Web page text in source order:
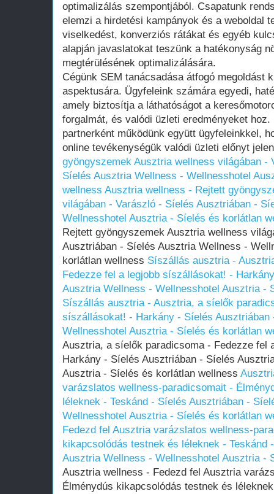
optimalizálás szempontjából. Csapatunk
elemzi a hirdetési kampányok és a weboldal
viselkedést, konverziós rátákat és egyéb
alapján javaslatokat teszünk a hatékonyság
megtérülésének optimalizálására.
Cégünk SEM tanácsadása átfogó megoldást
aspektusára. Ügyfeleink számára egyedi,
amely biztosítja a láthatóságot a
forgalmát, és valódi üzleti eredményeket
partnerként működünk együtt ügyfeleinkkel,
online tevékenységük valódi üzleti előnyt
gyöngyszemek Ausztria wellness világában -
Síelés Ausztria Wellness - Wellnesshotel
wellness Ausztria wellness - Rejtett
világában - Varászló - Síelés Ausztriában -
Wellnesshotel Ausztria - Síelés és korlátlan
Rejtett gyöngyszemek Ausztria wellness
Ausztriában - Síelés Ausztria Wellness -
korlátlan wellness Síszállás ausztria -
Fedezze fel a legjobb síszállásokat! -
Ausztria Wellness - Wellnesshotel Ausztria -
Síszállás ausztria - Ausztria, a síelők
síszállásokat! - Harkány - Síelés
Wellnesshotel Ausztria - Síelés és korlátlan
Ausztria, a síelők paradicsoma - Fedezze fel
Harkány - Síelés Ausztriában - Síelés
Ausztria - Síelés és korlátlan wellness
varázslatos wellness-paradicsomait -
léleknek - Teskánd - Síelés Ausztriában -
Wellnesshotel Ausztria - Síelés és korlátlan
Fedezd fel Ausztria varázslatos wellness-
kikapcsolódás testnek és léleknek - Teskánd
Ausztria Wellness - Wellnesshotel Ausztria -
Ausztria wellness - Fedezd fel Ausztria
Élménydús kikapcsolódás testnek és